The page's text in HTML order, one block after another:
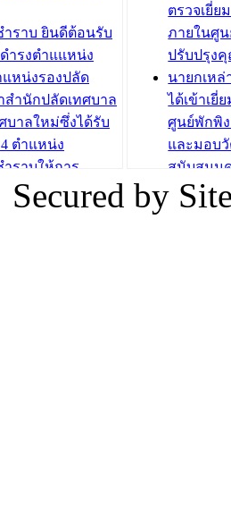
(หลักสูตรการ
งพลาสติก)
เทศบาลเ
ปรึกษาห
วัยของอ
บทความ อื่นๆ ...
ำราบ ยินดีต้อนรับ
ำรงตำแแหน่ง
แหน่งรองปลัด
สำนักปลัดเทศบาล
บาลใหม่ซึ่งได้รับ
ตำแหน่ง
ำราบให้การ
บาลผู้ผ่านการ
น่งสายงานผู้
ตรวจเยี่ย
ภายในศู
ปรับปรุง
นายกเห
ได้เข้าเยี่
ศูนย์พักพิ
และมอบ
สนับสนุน
ภัยน้ำท่วม
ภาพบรร
Secured by